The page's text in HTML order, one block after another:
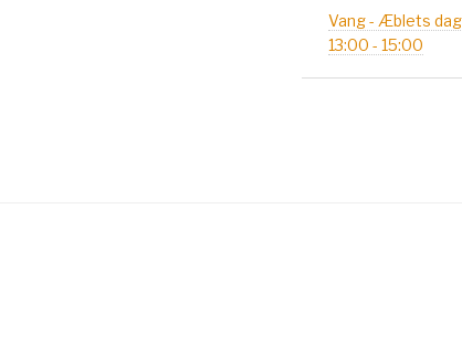
Vang - Æblets dag
13:00 - 15:00